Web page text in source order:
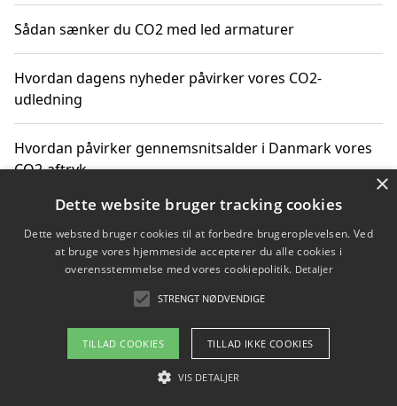
Sådan sænker du CO2 med led armaturer
Hvordan dagens nyheder påvirker vores CO2-
udledning
Hvordan påvirker gennemsnitsalder i Danmark vores
CO2-aftryk
Hvordan nyheder om CO2-udledning påvirker vores
hverdag
Om / kontakt
Blog Betingelser
×
Dette website bruger tracking cookies
Dette websted bruger cookies til at forbedre brugeroplevelsen. Ved
at bruge vores hjemmeside accepterer du alle cookies i
overensstemmelse med vores cookiepolitik. Detaljer
STRENGT NØDVENDIGE
TILLAD COOKIES TILLAD IKKE COOKIES
VIS DETALJER